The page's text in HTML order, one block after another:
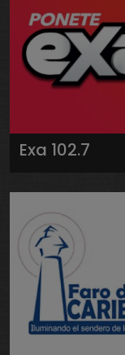
Exa 102.7